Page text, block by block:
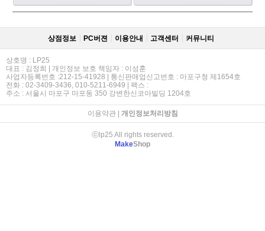
상점정보 PC버젼 이용안내 고객센터 커뮤니티
상호명 : LP25
대표 : 김정희 | 개인정보 보호 책임자 : 이성훈
사업자등록번호 :212-15-41928 | 통신판매업신고번호 : 마포구청 제1654호
전화 : 02-3409-3436, 010-5211-6949 | 팩스 :
주소 : 서울시 마포구 마포동 350 강변한신코아빌딩 1204호
이용약관| 개인정보처리방침
ⓒlp25 All rights reserved.
MakeShop